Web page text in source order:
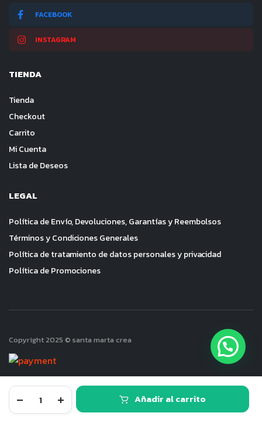
Secador
Gris
Añadir al carrito
FACEBOOK
INSTAGRAM
TIENDA
Tienda
Checkout
Carrito
Mi Cuenta
Lista de Deseos
LEGAL
Política de Envío, Devoluciones, Garantías y Reembolsos
Términos y Condiciones Generales
Política de tratamiento de datos personales y privacidad
Política de Promociones
Copyright 2025 © santa marta crea
TIENDA BUSCAR FAVORITO CUENTA CATEGORIAS